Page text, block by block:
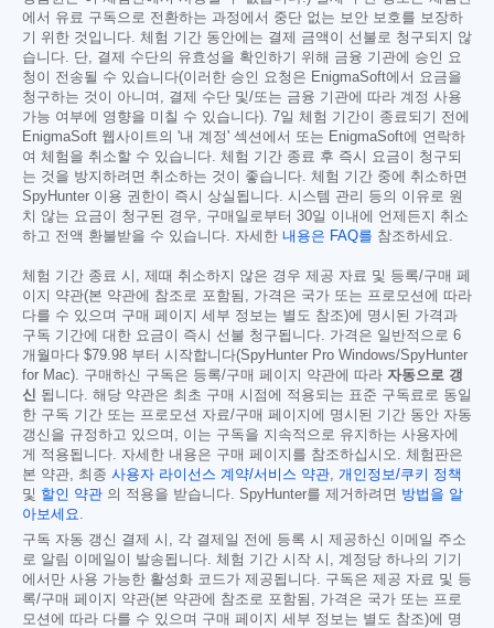
에서 유료 구독으로 전환하는 과정에서 중단 없는 보안 보호를 보장하
기 위한 것입니다. 체험 기간 동안에는 결제 금액이 선불로 청구되지 않
습니다. 단, 결제 수단의 유효성을 확인하기 위해 금융 기관에 승인 요
청이 전송될 수 있습니다(이러한 승인 요청은 EnigmaSoft에서 요금을
청구하는 것이 아니며, 결제 수단 및/또는 금융 기관에 따라 계정 사용
가능 여부에 영향을 미칠 수 있습니다). 7일 체험 기간이 종료되기 전에
EnigmaSoft 웹사이트의 '내 계정' 섹션에서 또는 EnigmaSoft에 연락하
여 체험을 취소할 수 있습니다. 체험 기간 종료 후 즉시 요금이 청구되
는 것을 방지하려면 취소하는 것이 좋습니다. 체험 기간 중에 취소하면
SpyHunter 이용 권한이 즉시 상실됩니다. 시스템 관리 등의 이유로 원
치 않는 요금이 청구된 경우, 구매일로부터 30일 이내에 언제든지 취소
하고 전액 환불받을 수 있습니다. 자세한 내용은 FAQ를 참조하세요.
체험 기간 종료 시, 제때 취소하지 않은 경우 제공 자료 및 등록/구매 페
이지 약관(본 약관에 참조로 포함됨, 가격은 국가 또는 프로모션에 따라
다를 수 있으며 구매 페이지 세부 정보는 별도 참조)에 명시된 가격과
구독 기간에 대한 요금이 즉시 선불 청구됩니다. 가격은 일반적으로 6
개월마다 $79.98 부터 시작합니다(SpyHunter Pro Windows/SpyHunter
for Mac). 구매하신 구독은 등록/구매 페이지 약관에 따라 자동으로 갱
신
됩니다. 해당 약관은 최초 구매 시점에 적용되는 표준 구독료로 동일
한 구독 기간 또는 프로모션 자료/구매 페이지에 명시된 기간 동안 자동
갱신을 규정하고 있으며, 이는 구독을 지속적으로 유지하는 사용자에
게 적용됩니다. 자세한 내용은 구매 페이지를 참조하십시오. 체험판은
본 약관, 최종 사용자 라이선스 계약/서비스 약관
개인정보/쿠키 정책
및 할인 약관 의 적용을 받습니다. SpyHunter를 제거하려면 방법을 알
아보세요
구독 자동 갱신 결제 시, 각 결제일 전에 등록 시 제공하신 이메일 주소
로 알림 이메일이 발송됩니다. 체험 기간 시작 시, 계정당 하나의 기기
에서만 사용 가능한 활성화 코드가 제공됩니다. 구독은 제공 자료 및 등
록/구매 페이지 약관(본 약관에 참조로 포함됨, 가격은 국가 또는 프로
모션에 따라 다를 수 있으며 구매 페이지 세부 정보는 별도 참조)에 명